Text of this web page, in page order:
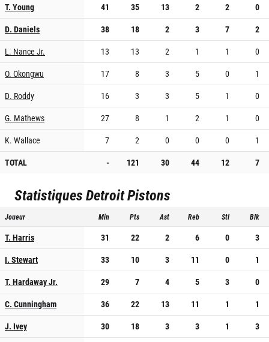
T. Young
41 35 13 2 2
0
D. Daniels
38 18 2 3 7
2
L. Nance Jr.
13 13 2 1 1
0
O. Okongwu
17 8 3 5 0
1
D. Roddy
16 3 3 5 1
0
G. Mathews
27 8 1 2 1
0
K. Wallace
7 2 0 0 0
1
TOTAL
- 121 30 44 12 7
StatistiquesDetroit Pistons
Joueur Min Pts Ast Reb Stl Blk
T. Harris 31 22 2 6 0
3
I. Stewart
33 10 3 11 0
1
T. Hardaway Jr.
29 7 4 5 3
0
C. Cunningham
36 22 13 11 1
1
J. Ivey
30 18 3 3 1
3